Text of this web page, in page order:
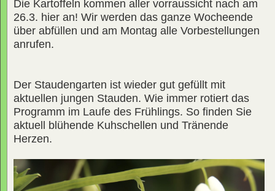
Die Kartoffeln kommen aller vorraussicht nach am
26.3. hier an! Wir werden das ganze Wocheende
über abfüllen und am Montag alle Vorbestellungen
anrufen.
Der Staudengarten ist wieder gut gefüllt mit
aktuellen jungen Stauden. Wie immer rotiert das
Programm im Laufe des Frühlings. So finden Sie
aktuell blühende Kuhschellen und Tränende
Herzen.